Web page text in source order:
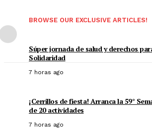
BROWSE OUR EXCLUSIVE ARTICLES!
Súper jornada de salud y derechos
Solidaridad
7 horas ago
¡Cerrillos de fiesta! Arranca la 59°
de 20 actividades
7 horas ago